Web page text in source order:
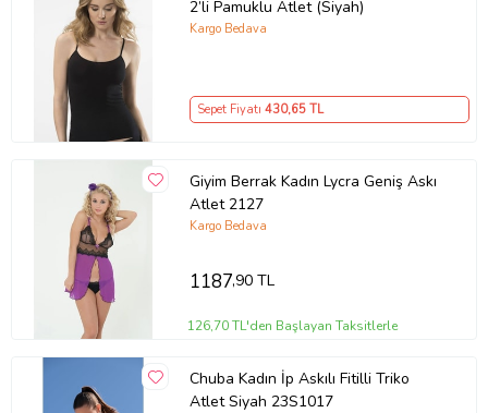
2’li Pamuklu Atlet (Siyah)
Kargo Bedava
Sepet Fiyatı 430,65 TL
Giyim Berrak Kadın Lycra Geniş Askı
Atlet 2127
Kargo Bedava
1187,90 TL
126,70 TL'den Başlayan Taksitlerle
Chuba Kadın İp Askılı Fitilli Triko
Atlet Siyah 23S1017